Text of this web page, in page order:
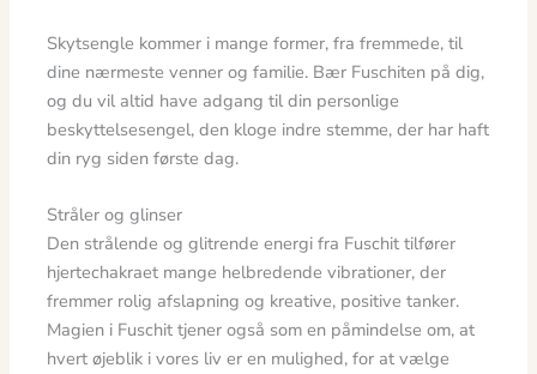
Skytsengle kommer i mange former, fra fremmede, til
dine nærmeste venner og familie. Bær Fuschiten på dig,
og du vil altid have adgang til din personlige
beskyttelsesengel, den kloge indre stemme, der har haft
din ryg siden første dag.
Stråler og glinser
Den strålende og glitrende energi fra Fuschit tilfører
hjertechakraet mange helbredende vibrationer, der
fremmer rolig afslapning og kreative, positive tanker.
Magien i Fuschit tjener også som en påmindelse om, at
hvert øjeblik i vores liv er en mulighed, for at vælge